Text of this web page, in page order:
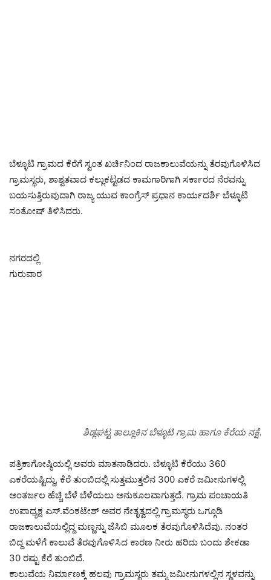
ಬೆಳ್ಳೂಟಿ ಗ್ರಾಮದ ಕೆರೆಗೆ ಸ್ವಂತ ಖರ್ಚಿನಿಂದ ರಾಜಕಾಲುವೆಯನ್ನು ತೆರವುಗೊಳಿಸಿದ
ಗ್ರಾಮಸ್ಥರು, ಶಾಶ್ವತವಾದ ಕಲ್ಲುಕಟ್ಟಡದ ಕಾಮಗಾರಿಗಾಗಿ ಸರ್ಕಾರದ ನೆರವನ್ನು
ಬಯಸುತ್ತಿರುವುದಾಗಿ ರಾಜ್ಯ ಯುವ ಕಾಂಗ್ರೆಸ್ ಪ್ರಧಾನ ಕಾರ್ಯದರ್ಶಿ ಬೆಳ್ಳೂಟಿ
ಸಂತೋಷ್ ತಿಳಿಸಿದರು.
ಶಿಡ್ಲಘಟ್ಟ ತಾಲ್ಲೂಕಿನ ಬೆಳ್ಳೂಟಿ ಗ್ರಾಮ ಹಾಗೂ ಕೆರೆಯ ನಕ್ಷೆ.
ನಗರದಲ್ಲಿ
ಗುರುವಾರ
ಪತ್ರಿಕಾಗೋಷ್ಠಿಯಲ್ಲಿ ಅವರು ಮಾತನಾಡಿದರು. ಬೆಳ್ಳೂಟಿ ಕೆರೆಯು 360
ಎಕರೆಯಷ್ಟಿದ್ದು, ಕೆರೆ ತುಂಬಿದಲ್ಲಿ ಸುತ್ತಮುತ್ತಲಿನ 300 ಎಕರೆ ಜಮೀನುಗಳಲ್ಲಿ
ಅಂತರ್ಜಲ ಹೆಚ್ಚಿ ಬೆಳೆ ಬೆಳೆಯಲು ಅನುಕೂಲವಾಗುತ್ತದೆ. ಗ್ರಾಮ ಪಂಚಾಯತಿ
ಉಪಾಧ್ಯಕ್ಷ ಎಸ್.ವೆಂಕಟೇಶ್ ಅವರ ನೇತೃತ್ವದಲ್ಲಿ ಗ್ರಾಮಸ್ಥರು ಒಗ್ಗೂಡಿ
ರಾಜಕಾಲುವೆಯಲ್ಲಿದ್ದ ಮಣ್ಣನ್ನು ಜೆಸಿಬಿ ಮೂಲಕ ತೆರವುಗೊಳಿಸಿದೆವು. ನಂತರ
ಬಿದ್ದ ಮಳೆಗೆ ಕಾಲುವೆ ತೆರವುಗೊಳಿಸಿದ ಕಾರಣ ನೀರು ಹರಿದು ಬಂದು ಶೇಕಡಾ
30 ರಷ್ಟು ಕೆರೆ ತುಂಬಿದೆ.
ಕಾಲುವೆಯ ನಿರ್ಮಾಣಕ್ಕೆ ಹಲವು ಗ್ರಾಮಸ್ಥರು ತಮ್ಮ ಜಮೀನುಗಳಲ್ಲಿನ ಸ್ಥಳವನ್ನು